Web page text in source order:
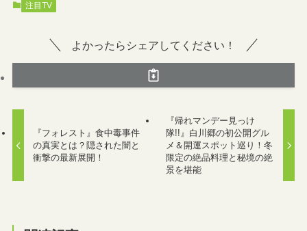
注目TV
よかったらシェアしてください！
『フォレスト』食中毒事件
の真実とは？隠された闇と
衝撃の最新展開！
『帰れマンデー見っけ
隊!!』白川郷の初公開グル
メ＆開運スポット巡り！冬
限定の絶品料理と秘境の絶
景を堪能